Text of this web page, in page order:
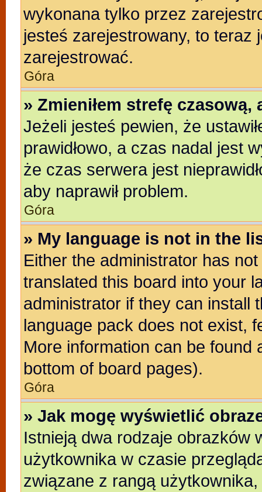
wykonana tylko przez
jesteś zarejestrowany, to teraz
zarejestrować.
Góra
» Zmieniłem strefę
Jeżeli jesteś pewien, że
prawidłowo, a czas nadal jest
że czas serwera jest
aby naprawił problem.
Góra
» My language is not in the
Either the administrator has
translated this board into your
administrator if they can install
language pack does not exist,
More information can be found
bottom of board pages).
Góra
» Jak mogę wyświetlić
Istnieją dwa rodzaje obrazków
użytkownika w czasie
związane z rangą